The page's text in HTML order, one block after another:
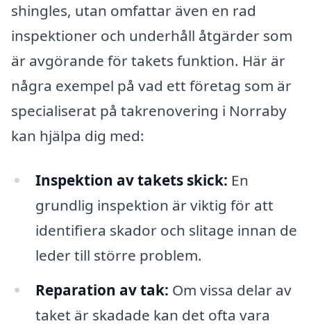
shingles, utan omfattar även en rad
inspektioner och underhåll åtgärder som
är avgörande för takets funktion. Här är
några exempel på vad ett företag som är
specialiserat på takrenovering i Norraby
kan hjälpa dig med:
Inspektion av takets skick: En
grundlig inspektion är viktig för att
identifiera skador och slitage innan de
leder till större problem.
Reparation av tak: Om vissa delar av
taket är skadade kan det ofta vara